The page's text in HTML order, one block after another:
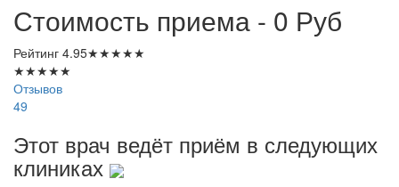
Стоимость приема - 0 Руб
Рейтинг 4.95★★★★★
★★★★★
Отзывов
49
Этот врач ведёт приём в следующих
клиниках